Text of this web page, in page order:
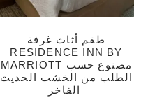
طقم أثاث غرفة
RESIDENCE INN BY
MARRIOTT مصنوع حسب
الطلب من الخشب الحديث